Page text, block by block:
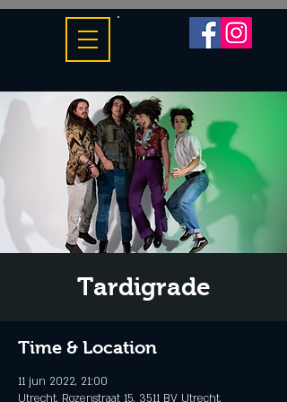
Tardigrade
Time & Location
11 jun 2022, 21:00
Utrecht, Rozenstraat 15, 3511 BV Utrecht,